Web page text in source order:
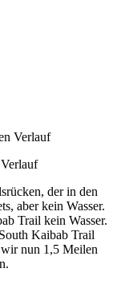
der in den
aber kein Wasser.
Trail kein Wasser.
Kaibab Trail
nun 1,5 Meilen